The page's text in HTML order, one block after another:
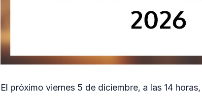
El próximo viernes 5 de diciembre, a las 14